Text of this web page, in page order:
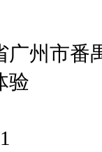
省广州
自体验
到31